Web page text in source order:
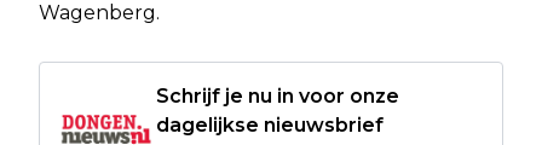
Wagenberg.
Schrijf je nu in voor onze
dagelijkse nieuwsbrief